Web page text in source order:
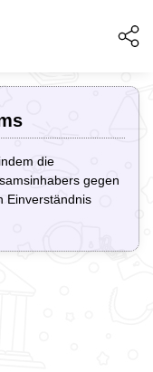
die
gegen
Einverständnis